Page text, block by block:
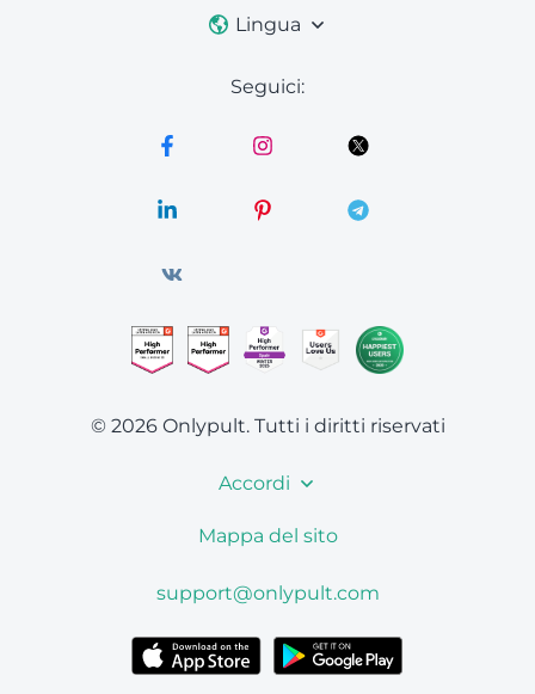
Lingua
Seguici:
© 2026 Onlypult. Tutti i diritti riservati
Accordi
Mappa del sito
support@onlypult.com